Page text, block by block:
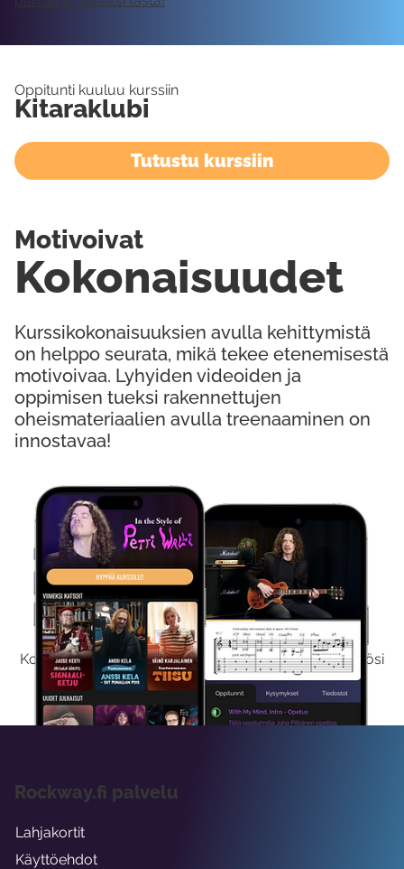
Kokeile Ilmaiseksi
Kokeilemalla ilmaiseksi saat koko sisältömme käyttöösi
viikon ajaksi.
Oppitunti kuuluu kurssiin
Kitaraklubi
Tutustu kurssiin
Kurssikokonaisuuksien avulla kehittymistä
on helppo seurata, mikä tekee etenemisestä
motivoivaa. Lyhyiden videoiden ja
oppimisen tueksi rakennettujen
oheismateriaalien avulla treenaaminen on
innostavaa!
Kokonaisuudet
Motivoivat
Rockway.fi palvelu
Lahjakortit
Käyttöehdot